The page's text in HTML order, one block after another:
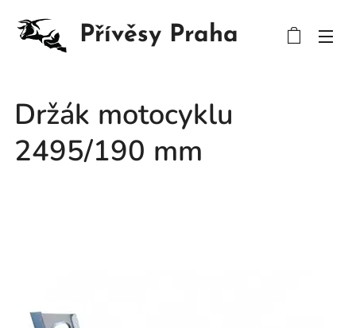
Přívěsy Praha
Držák motocyklu
2495/190 mm